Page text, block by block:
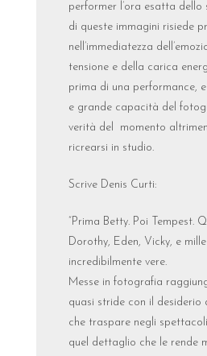
performer l’ora esatta
di queste immagini risiede
nell’immediatezza
tensione e della carica
prima di una performance, e
e grande capacità del
verità del momento
ricrearsi in studio.
Scrive Denis Curti:
“Prima Betty. Poi Tempest.
Dorothy, Eden, Vicky, e
incredibilmente vere.
Messe in fotografia
quasi stride con il desiderio
che traspare negli
quel dettaglio che le rende